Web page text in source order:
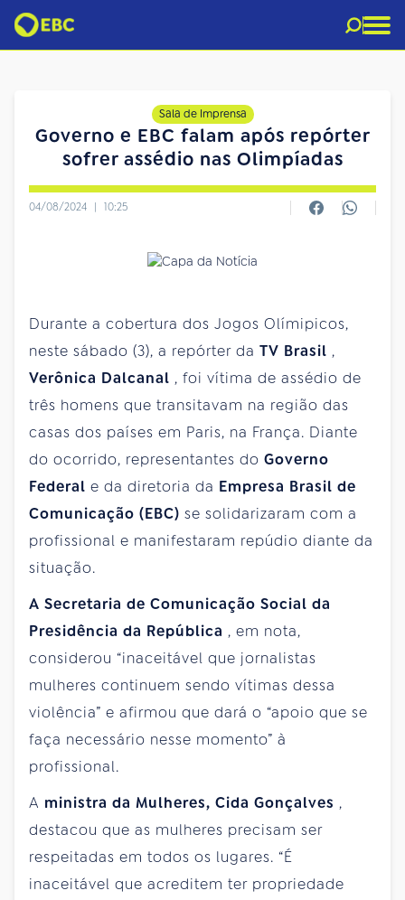
Sala de Imprensa
Governo e EBC falam após repórter
sofrer assédio nas Olimpíadas
04/08/2024 | 10:25
Durante a cobertura dos Jogos Olímipicos,
neste sábado (3), a repórter da TV Brasil ,
Verônica Dalcanal , foi vítima de assédio de
três homens que transitavam na região das
casas dos países em Paris, na França. Diante
do ocorrido, representantes do Governo
Federal e da diretoria da Empresa Brasil de
Comunicação (EBC) se solidarizaram com a
profissional e manifestaram repúdio diante da
situação.
A Secretaria de Comunicação Social da
Presidência da República , em nota,
considerou “inaceitável que jornalistas
mulheres continuem sendo vítimas dessa
violência” e afirmou que dará o “apoio que se
faça necessário nesse momento” à
profissional.
A ministra da Mulheres, Cida Gonçalves ,
destacou que as mulheres precisam ser
respeitadas em todos os lugares. “É
inaceitável que acreditem ter propriedade